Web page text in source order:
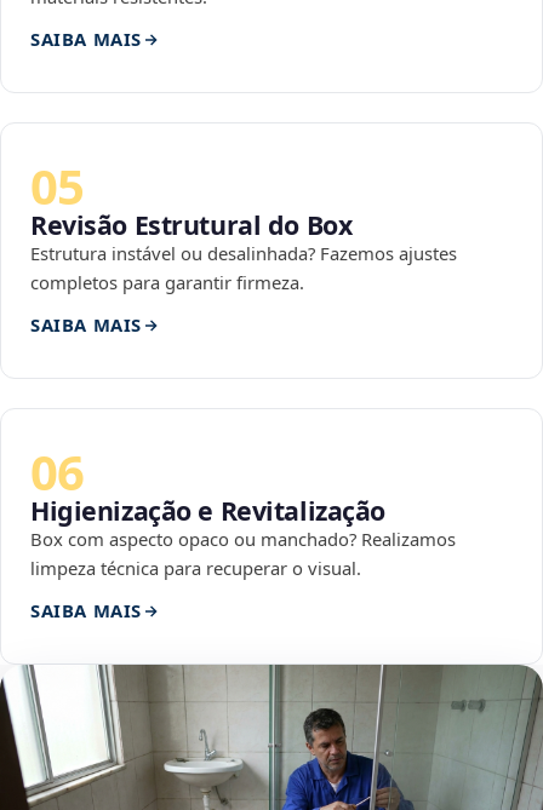
SAIBA MAIS
05
Revisão Estrutural do Box
Estrutura instável ou desalinhada? Fazemos ajustes
completos para garantir firmeza.
SAIBA MAIS
06
Higienização e Revitalização
Box com aspecto opaco ou manchado? Realizamos
limpeza técnica para recuperar o visual.
SAIBA MAIS